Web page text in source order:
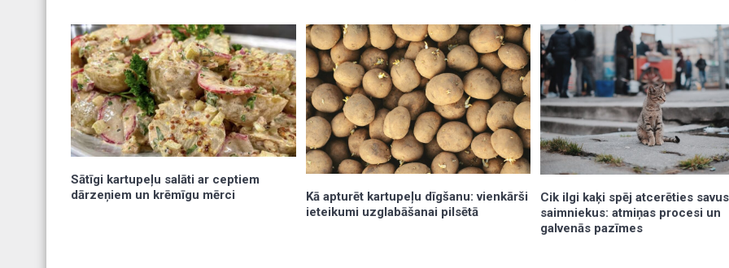
Sātīgi kartupeļu salāti ar ceptiem
dārzeņiem un krēmīgu mērci
Kā apturēt kartupeļu dīgšanu: vienkārši
ieteikumi uzglabāšanai pilsētā
Cik ilgi kaķi spēj atcerēties savus
saimniekus: atmiņas procesi un
galvenās pazīmes